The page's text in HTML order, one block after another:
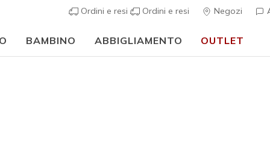
Ordini e resi Ordini e resi Negozi
BAMBINO ABBIGLIAMENTO OUTLET